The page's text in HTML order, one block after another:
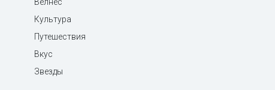
Культура
Путешествия
Вкус
Звезды